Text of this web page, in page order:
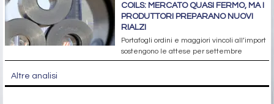
COILS: MERCATO QUASI FERMO, MA I
PRODUTTORI PREPARANO NUOVI
RIALZI
Portafogli ordini e maggiori vincoli all’import
sostengono le attese per settembre
Altre analisi